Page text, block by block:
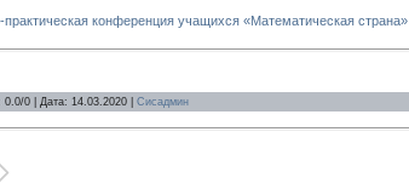
конференция учащихся «Математическая страна»
0 | Дата: 14.03.2020 | Сисадмин